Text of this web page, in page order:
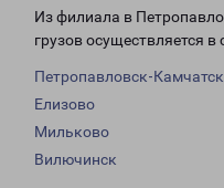
Из филиала в
грузов осуществляется
Петропавловск-
Елизово
Мильково
Вилючинск